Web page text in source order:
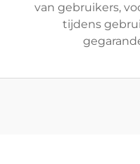
van gebruikers,
tijdens